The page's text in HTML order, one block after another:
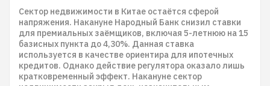
Сектор недвижимости в Китае остаётся сферой
напряжения. Накануне Народный Банк снизил ставки
для премиальных заёмщиков, включая 5-летнюю на 15
базисных пункта до 4,30%. Данная ставка
используется в качестве ориентира для ипотечных
кредитов. Однако действие регулятора оказало лишь
кратковременный эффект. Накануне сектор